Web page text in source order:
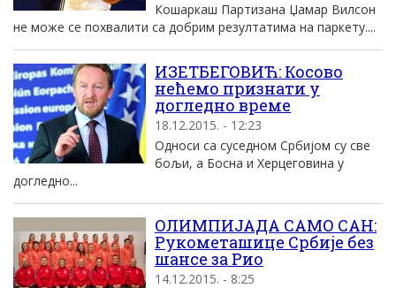
Кошаркаш Партизана Џамар Вилсон
не може се похвалити са добрим резултатима на паркету....
ИЗЕТБЕГОВИЋ: Косово
нећемо признати у
догледно време
18.12.2015. - 12:23
Односи са суседном Србијом су све
бољи, а Босна и Херцеговина у
догледно...
ОЛИМПИЈАДА САМО САН:
Рукометашице Србије без
шансе за Рио
14.12.2015. - 8:25